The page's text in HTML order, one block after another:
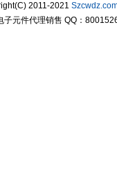
2011-2021
子元件代理销售 QQ：